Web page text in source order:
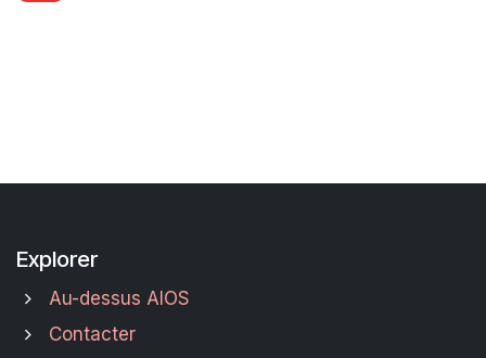
Explorer
Au-dessus AIOS
Contacter